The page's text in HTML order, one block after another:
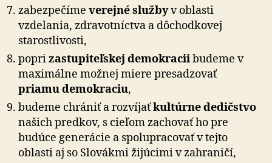
zabezpečíme verejné službyv oblasti
vzdelania, zdravotníctva a dôchodkovej
starostlivosti,
poprizastupiteľskej demokraciibudeme v
maximálne možnej miere presadzovať
priamu demokraciu,
budeme chrániť a rozvíjaťkultúrne dedičstvo
našich predkov, s cieľom zachovať ho pre
budúce generácie a spolupracovať v tejto
oblasti aj so Slovákmi žijúcimi v zahraničí,